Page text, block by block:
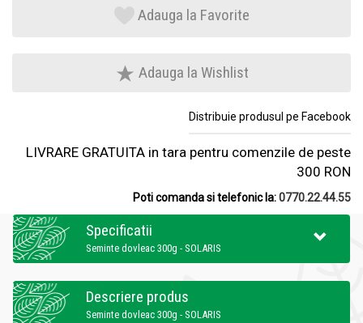
Adauga la Favorite
Adauga la Wishlist
Distribuie produsul pe Facebook
LIVRARE GRATUITA in tara pentru comenzile de peste
300 RON
Poti comanda si telefonic la:0770.22.44.55
Specificatii
Seminte dovleac 300g - SOLARIS
Descriere produs
Seminte dovleac 300g - SOLARIS